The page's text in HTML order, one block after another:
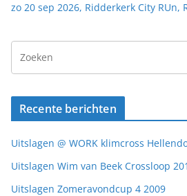
zo 20 sep 2026, Ridderkerk City RUn,
Recente berichten
Uitslagen @ WORK klimcross
Uitslagen Wim van Beek Crossloop
Uitslagen Zomeravondcup 4 2009